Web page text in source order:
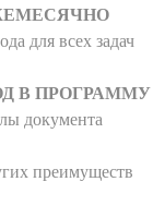
для всех задач
В ПРОГРАММУ
документа
преимуществ